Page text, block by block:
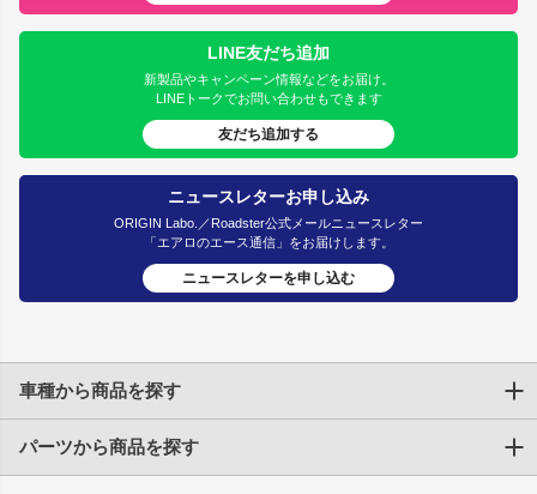
LINE友だち追加
新製品やキャンペーン情報などをお届け。
LINEトークでお問い合わせもできます
友だち追加する
ニュースレターお申し込み
ORIGIN Labo.／Roadster公式メールニュースレター
「エアロのエース通信」をお届けします。
ニュースレターを申し込む
車種から商品を探す
トヨタ
パーツから商品を探す